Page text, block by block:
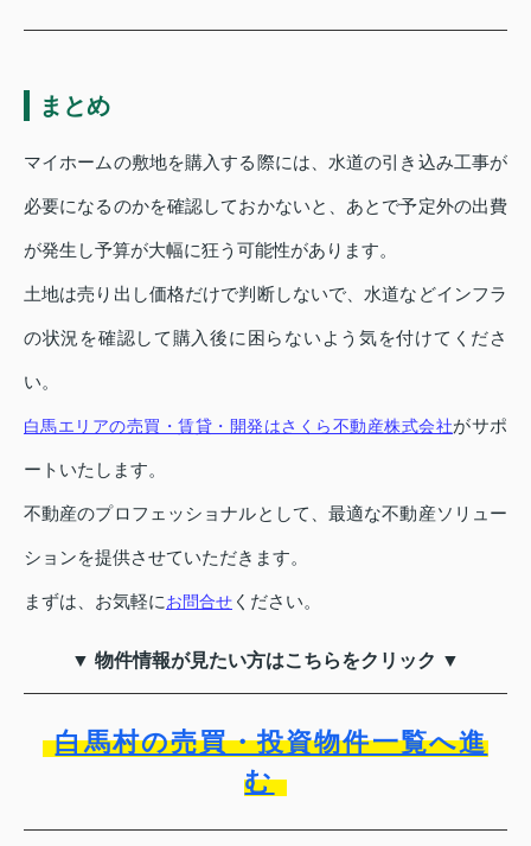
まとめ
マイホームの敷地を購入する際には、水道の引き込み工事が
必要になるのかを確認しておかないと、あとで予定外の出費
が発生し予算が大幅に狂う可能性があります。
土地は売り出し価格だけで判断しないで、水道などインフラ
の状況を確認して購入後に困らないよう気を付けてくださ
い。
白馬エリアの売買・賃貸・開発はさくら不動産株式会社がサポ
ートいたします。
不動産のプロフェッショナルとして、最適な不動産ソリュー
ションを提供させていただきます。
まずは、お気軽にお問合せ ください。
▼ 物件情報が見たい方はこちらをクリック ▼
白馬村の売買・投資物件一覧へ進
む